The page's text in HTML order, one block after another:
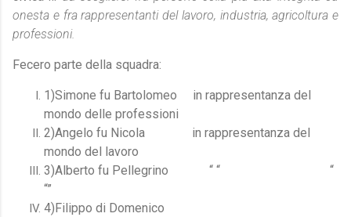
onesta e fra rappresentanti del lavoro, industria, agricoltura e
professioni.
Fecero parte della squadra:
1)Simone fu Bartolomeo in rappresentanza del
mondo delle professioni
2)Angelo fu Nicola in rappresentanza del
mondo del lavoro
3)Alberto fu Pellegrino “ “ “
“”
4)Filippo di Domenico